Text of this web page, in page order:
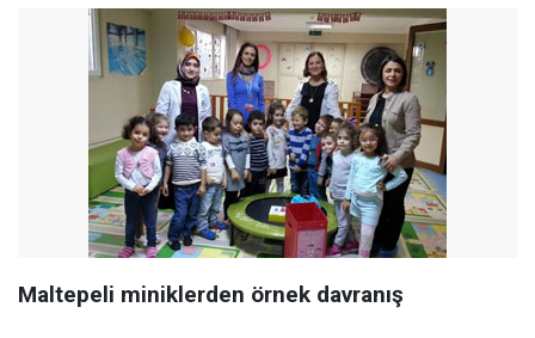
Maltepeli miniklerden örnek davranış